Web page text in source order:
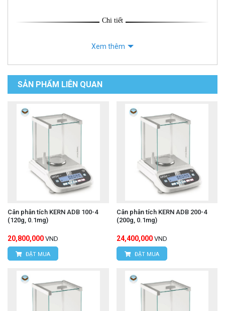
Chi tiết
Xem thêm
SẢN PHẨM LIÊN QUAN
Cân phân tích KERN ADB 100-4
(120g, 0.1mg)
20,800,000 VND
ĐẶT MUA
Cân phân tích KERN ADB 200-4
(200g, 0.1mg)
24,400,000 VND
ĐẶT MUA